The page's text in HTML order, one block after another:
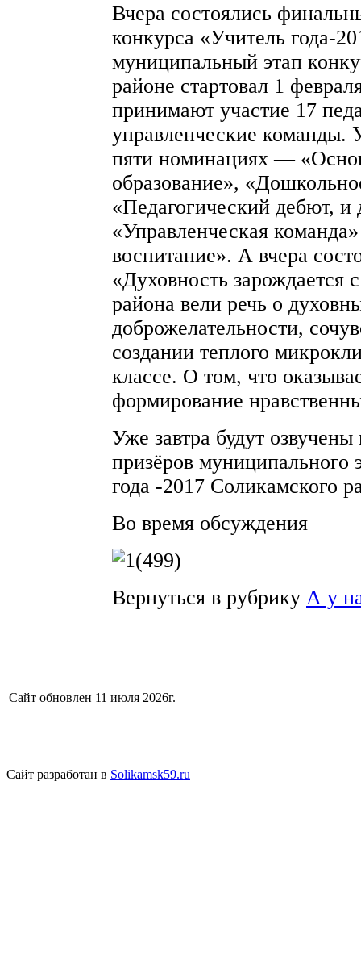
Вчера состоялись
конкурса «Учитель года-
муниципальный этап
районе стартовал 1
принимают участие 17
управленческие команды.
пяти номинациях —
образование»,
«Педагогический дебют,
«Управленческая
воспитание». А вчера
«Духовность зарождается
района вели речь о
доброжелательности,
создании теплого
классе. О том, что
формирование
Уже завтра будут
призёров муниципального
года -2017 Соликамского
Во время обсуждения
Вернуться в рубрику А у
Сайт обновлен 11 июля 2026г.
Сайт разработан в Solikamsk59.ru